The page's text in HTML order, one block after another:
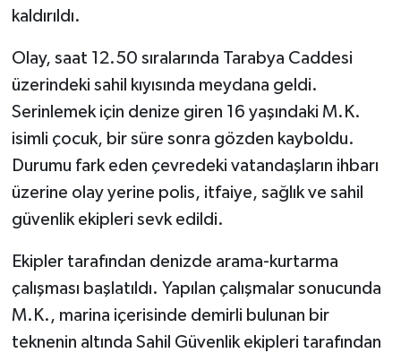
kaldırıldı.
Olay, saat 12.50 sıralarında Tarabya Caddesi
üzerindeki sahil kıyısında meydana geldi.
Serinlemek için denize giren 16 yaşındaki M.K.
isimli çocuk, bir süre sonra gözden kayboldu.
Durumu fark eden çevredeki vatandaşların ihbarı
üzerine olay yerine polis, itfaiye, sağlık ve sahil
güvenlik ekipleri sevk edildi.
Ekipler tarafından denizde arama-kurtarma
çalışması başlatıldı. Yapılan çalışmalar sonucunda
M.K., marina içerisinde demirli bulunan bir
teknenin altında Sahil Güvenlik ekipleri tarafından